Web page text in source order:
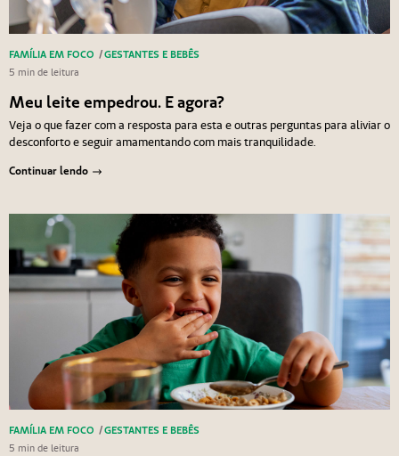
FAMÍLIA EM FOCO /GESTANTES E BEBÊS
5 min de leitura
Meu leite empedrou. E agora?
Veja o que fazer com a resposta para esta e outras perguntas para aliviar o
desconforto e seguir amamentando com mais tranquilidade.
Continuar lendo
FAMÍLIA EM FOCO /GESTANTES E BEBÊS
5 min de leitura